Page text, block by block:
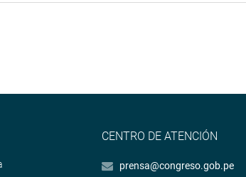
CENTRO DE ATENCIÓN
prensa@congreso.gob.pe